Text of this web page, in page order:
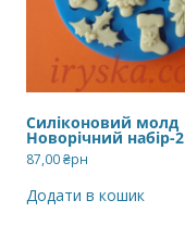
Силіконовий молд
Новорічний набір-2
87,00₴рн
Додати в кошик